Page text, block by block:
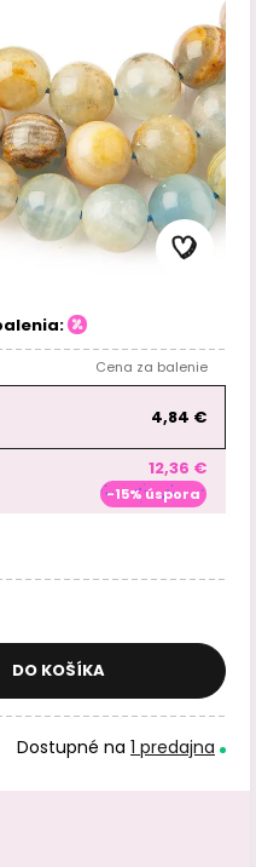
Cena za balenie
4,84 €
12,36 €
-15% úspora
DO KOŠÍKA
Dostupné na 1 predajna